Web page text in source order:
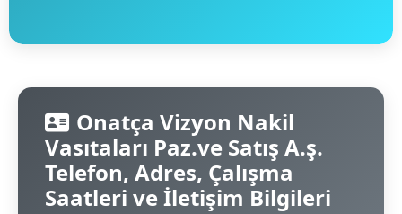
Onatça Vizyon Nakil
Vasıtaları Paz.ve Satış A.ş.
Telefon, Adres, Çalışma
Saatleri ve İletişim Bilgileri